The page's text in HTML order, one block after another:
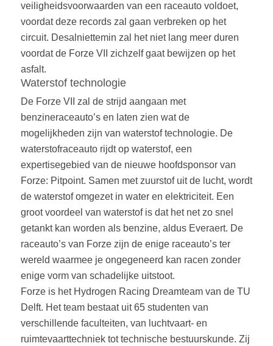
veiligheidsvoorwaarden van een raceauto voldoet,
voordat deze records zal gaan verbreken op het
circuit. Desalniettemin zal het niet lang meer duren
voordat de Forze VII zichzelf gaat bewijzen op het
asfalt.
Waterstof technologie
De Forze VII zal de strijd aangaan met
benzineraceauto’s en laten zien wat de
mogelijkheden zijn van waterstof technologie. De
waterstofraceauto rijdt op waterstof, een
expertisegebied van de nieuwe hoofdsponsor van
Forze: Pitpoint. Samen met zuurstof uit de lucht, wordt
de waterstof omgezet in water en elektriciteit. Een
groot voordeel van waterstof is dat het net zo snel
getankt kan worden als benzine, aldus Everaert. De
raceauto’s van Forze zijn de enige raceauto’s ter
wereld waarmee je ongegeneerd kan racen zonder
enige vorm van schadelijke uitstoot.
Forze is het Hydrogen Racing Dreamteam van de TU
Delft. Het team bestaat uit 65 studenten van
verschillende faculteiten, van luchtvaart- en
ruimtevaarttechniek tot technische bestuurskunde. Zij